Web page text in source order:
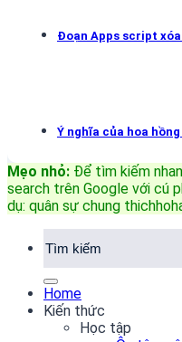
Đoạn Apps script
Ý nghĩa của hoa
Mẹo nhỏ: Để tìm kiếm
search trên Google với cú
dụ: quân sự chung
Home
Kiến thức
Học tập